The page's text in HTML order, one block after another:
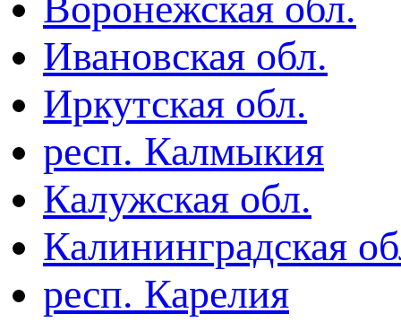
Ивановская обл.
Иркутская обл.
респ. Калмыкия
Калужская обл.
Калининградская
респ. Карелия